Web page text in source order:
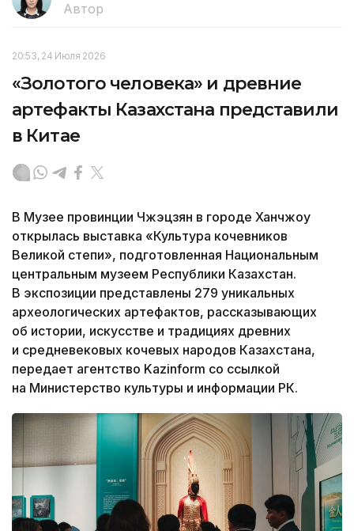
Автор
20:53, 24 Июля 2026
«Золотого человека» и древние
артефакты Казахстана представили
в Китае
В Музее провинции Чжэцзян в городе Ханчжоу
открылась выставка «Культура кочевников
Великой степи», подготовленная Национальным
центральным музеем Республики Казахстан.
В экспозиции представлены 279 уникальных
археологических артефактов, рассказывающих
об истории, искусстве и традициях древних
и средневековых кочевых народов Казахстана,
передает агентство Kazinform со ссылкой
на Министерство культуры и информации РК.